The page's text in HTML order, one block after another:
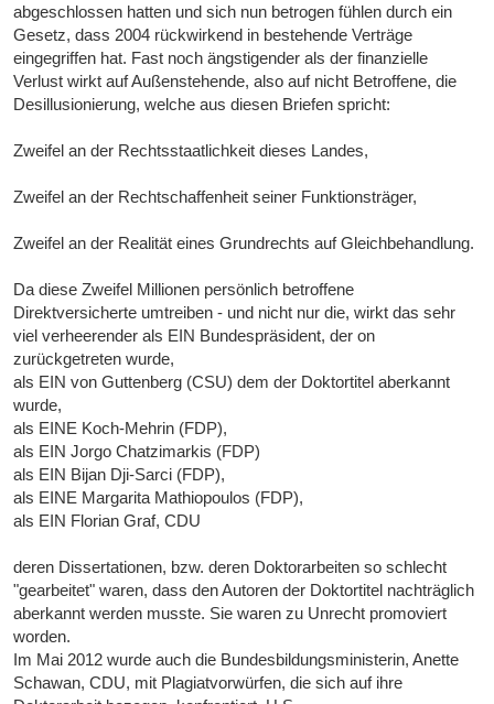
abgeschlossen hatten und sich nun betrogen fühlen durch ein
Gesetz, dass 2004 rückwirkend in bestehende Verträge
eingegriffen hat. Fast noch ängstigender als der finanzielle
Verlust wirkt auf Außenstehende, also auf nicht Betroffene, die
Desillusionierung, welche aus diesen Briefen spricht:
Zweifel an der Rechtsstaatlichkeit dieses Landes,
Zweifel an der Rechtschaffenheit seiner Funktionsträger,
Zweifel an der Realität eines Grundrechts auf Gleichbehandlung.
Da diese Zweifel Millionen persönlich betroffene
Direktversicherte umtreiben - und nicht nur die, wirkt das sehr
viel verheerender als EIN Bundespräsident, der on
zurückgetreten wurde,
als EIN von Guttenberg (CSU) dem der Doktortitel aberkannt
wurde,
als EINE Koch-Mehrin (FDP),
als EIN Jorgo Chatzimarkis (FDP)
als EIN Bijan Dji-Sarci (FDP),
als EINE Margarita Mathiopoulos (FDP),
als EIN Florian Graf, CDU
deren Dissertationen, bzw. deren Doktorarbeiten so schlecht
"gearbeitet" waren, dass den Autoren der Doktortitel nachträglich
aberkannt werden musste. Sie waren zu Unrecht promoviert
worden.
Im Mai 2012 wurde auch die Bundesbildungsministerin, Anette
Schawan, CDU, mit Plagiatvorwürfen, die sich auf ihre